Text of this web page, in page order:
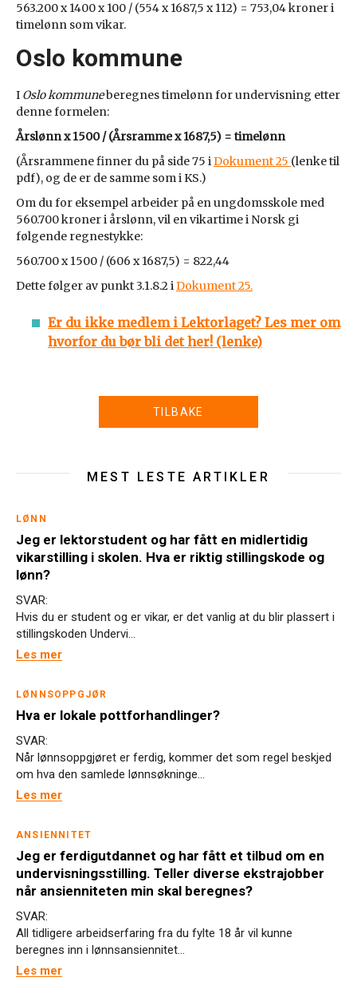
563.200 x 1400 x 100 / (554 x 1687,5 x 112) = 753,04 kroner i
timelønn som vikar.
Oslo kommune
I Oslo kommuneberegnes timelønn for undervisning etter
denne formelen:
Årslønn x 1500 / (Årsramme x 1687,5) = timelønn
(Årsrammene finner du på side 75 iDokument 25 (lenke til
pdf), og de er de samme som i KS.)
Om du for eksempel arbeider på en ungdomsskole med
560.700 kroner i årslønn, vil en vikartime i Norsk gi
følgende regnestykke:
560.700 x 1500 / (606 x 1687,5) = 822,44
Dette følger av punkt 3.1.8.2 iDokument 25.
Er du ikke medlem i Lektorlaget? Les mer om
hvorfor du bør bli det her! (lenke)
TILBAKE
MEST LESTE ARTIKLER
LØNN
Jeg er lektorstudent og har fått en midlertidig
vikarstilling i skolen. Hva er riktig stillingskode og
lønn?
SVAR:
Hvis du er student og er vikar, er det vanlig at du blir plassert i
stillingskoden Undervi...
Les mer
LØNNSOPPGJØR
Hva er lokale pottforhandlinger?
SVAR:
Når lønnsoppgjøret er ferdig, kommer det som regel beskjed
om hva den samlede lønnsøkninge...
Les mer
ANSIENNITET
Jeg er ferdigutdannet og har fått et tilbud om en
undervisningsstilling. Teller diverse ekstrajobber
når ansienniteten min skal beregnes?
SVAR:
All tidligere arbeidserfaring fra du fylte 18 år vil kunne
beregnes inn i lønnsansiennitet...
Les mer